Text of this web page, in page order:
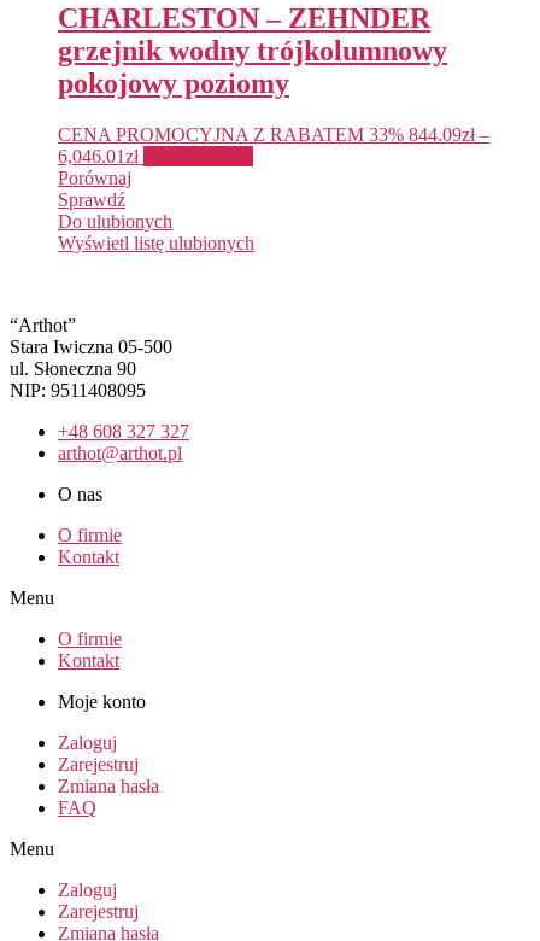
CHARLESTON – ZEHNDER
grzejnik wodny trójkolumnowy
pokojowy poziomy
CENA PROMOCYJNA Z RABATEM 33% 844.09zł–
6,046.01zł
Porównaj
Sprawdź
Do ulubionych
Wyświetl listę ulubionych
“Arthot”
Stara Iwiczna 05-500
ul. Słoneczna 90
NIP: 9511408095
+48 608 327 327
arthot@arthot.pl
O nas
O firmie
Kontakt
Menu
O firmie
Kontakt
Moje konto
Zaloguj
Zarejestruj
Zmiana hasła
FAQ
Menu
Zaloguj
Zarejestruj
Zmiana hasła